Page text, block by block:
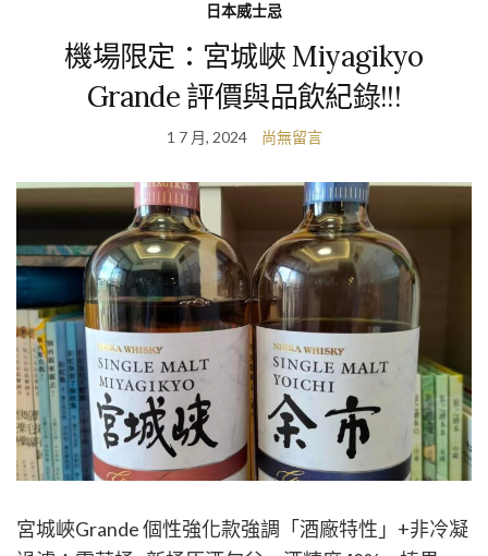
日本威士忌
機場限定：宮城峽 Miyagikyo
Grande 評價與品飲紀錄!!!
1 7 月, 2024 尚無留言
宮城峽Grande 個性強化款強調「酒廠特性」+非冷凝